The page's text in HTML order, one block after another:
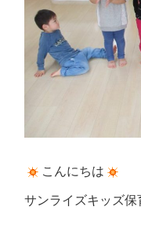
こんにちは
サンライズキッズ